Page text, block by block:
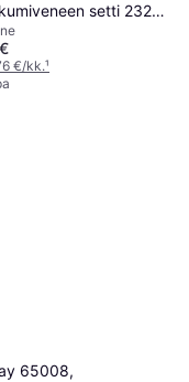
setti 232 x
€/kk.¹
65008,